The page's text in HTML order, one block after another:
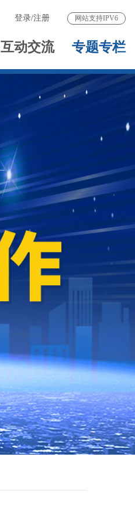
登录/注册 网站支持IPV6
互动交流 专题专栏